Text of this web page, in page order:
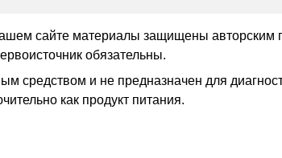
сайте материалы защищены авторским
обязательны.
средством и не предназначен для
как продукт питания.